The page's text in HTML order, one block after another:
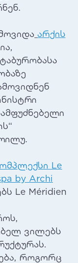
არქის
Le
by Archi
Le Méridien
ვილებს
როგორც